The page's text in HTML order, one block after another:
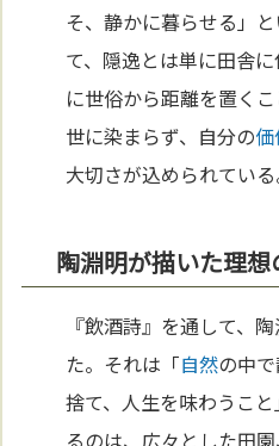
そ、静かに暮らせる」
て、隠逸とは単に田舎
に世俗から距離を置く
世に染まらず、自分の
大切さが込められている
陶淵明が描いた理想
『飲酒詩』を通して、
た。それは「自然の中
捨て、人生を味わうこ
るのは、広々とした田